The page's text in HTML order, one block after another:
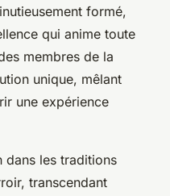
formé,
qui anime toute
membres de la
unique, mêlant
une expérience
dans les traditions
transcendant